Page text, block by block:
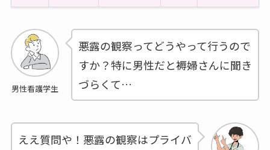
男性看護学生
悪露の観察ってどうやって行うので
すか？特に男性だと褥婦さんに聞き
づらくて…
ええ質問や！悪露の観察はプライバ